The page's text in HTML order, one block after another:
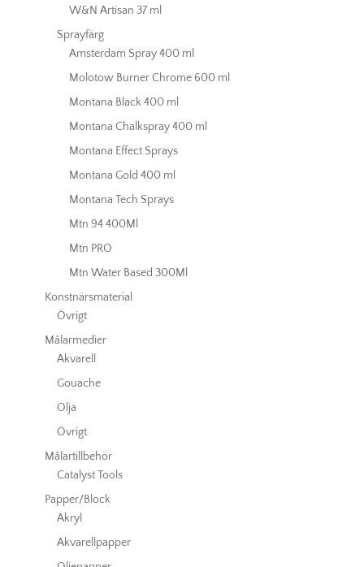
W&N Artisan 37 ml
Sprayfärg
Amsterdam Spray 400 ml
Molotow Burner Chrome 600 ml
Montana Black 400 ml
Montana Chalkspray 400 ml
Montana Effect Sprays
Montana Gold 400 ml
Montana Tech Sprays
Mtn 94 400Ml
Mtn PRO
Mtn Water Based 300Ml
Konstnärsmaterial
Övrigt
Målarmedier
Akvarell
Gouache
Olja
Övrigt
Målartillbehör
Catalyst Tools
Papper/Block
Akryl
Akvarellpapper